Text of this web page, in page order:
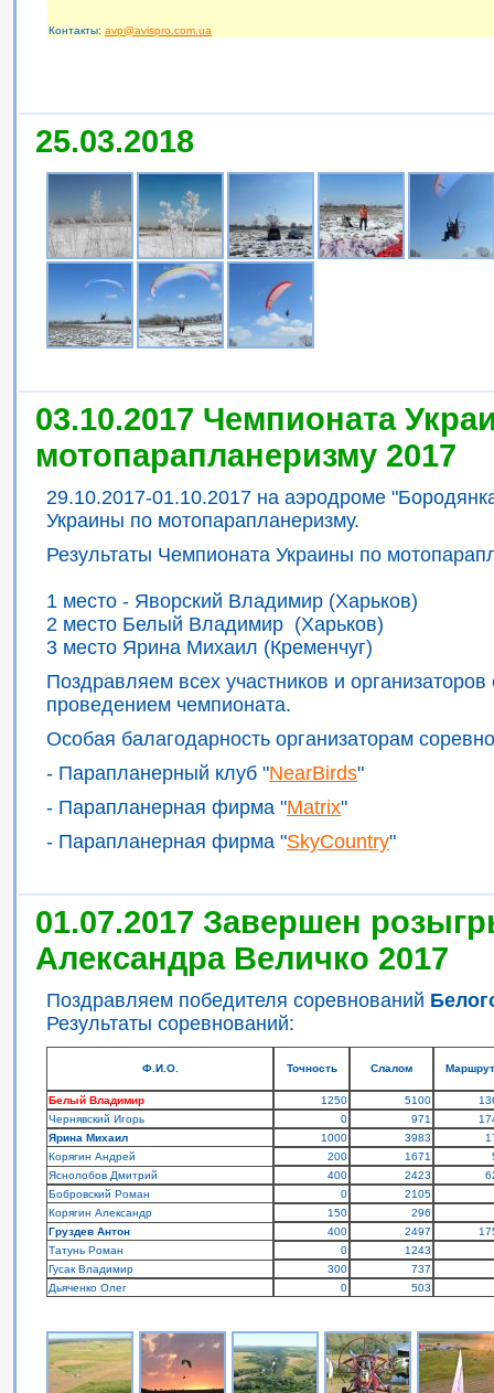
Контакты: avp@avispro.com.ua
25.03.2018
03.10.2017 Чемпионата
мотопарапланеризму 2017
29.10.2017-01.10.2017 на аэродроме
Украины по мотопарапланеризму.
Результаты Чемпионата Украины по
1 место - Яворский Владимир (Харьков)
2 место Белый Владимир (Харьков)
3 место Ярина Михаил (Кременчуг)
Поздравляем всех участников и
проведением чемпионата.
Особая балагодарность организаторам
- Парапланерный клуб "NearBirds"
- Парапланерная фирма "Matrix"
- Парапланерная фирма "SkyCountry"
01.07.2017 Завершен
Александра Величко 2017
Поздравляем победителя соревнований
Результаты соревнований:
Ф.И.О. Точность Слалом Маршрут
Белый Владимир 1250 5100
Чернявский Игорь
0 971
Ярина Михаил
1000 3983
Корягин Андрей
200 1671
Яснолобов Дмитрий
400 2423
Бобровский Роман
0
2105
Корягин Александр
150
296
Груздев Антон
400 2497
Татунь Роман
0
1243
Гусак Владимир
300
737
Дьяченко Олег
0 503